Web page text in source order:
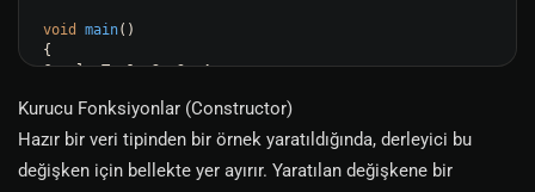
void main()
{
ComplexT z1,z2,z3,z4;
z2.set(2,1.5);
z3=z1+z2; // + operatörüne ilişkin fonksiyon canlanır
// () operatörüne ilişkin fonksiyon canlanır
z4=z1+z2+z3; // Önce result = z1 + z2 ardından z4 = r
Kurucu Fonksiyonlar (Constructor)
Hazır bir veri tipinden bir örnek yaratıldığında, derleyici bu
değişken için bellekte yer ayırır. Yaratılan değişkene bir